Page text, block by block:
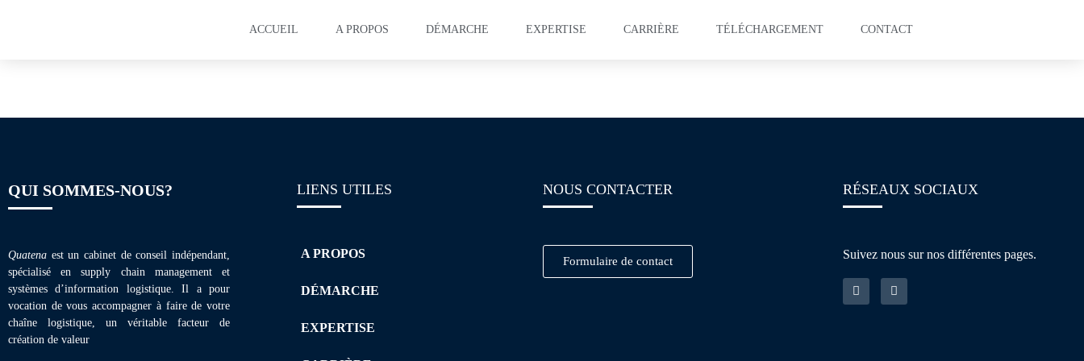
ACCUEIL A PROPOS DÉMARCHE EXPERTISE CARRIÈRE TÉLÉCHARGEMENT CONTACT
QUI SOMMES-NOUS?
Quatena est un cabinet de conseil indépendant,
spécialisé en supply chain management et
systèmes d’information logistique. Il a pour
vocation de vous accompagner à faire de votre
chaîne logistique, un véritable facteur de
création de valeur
LIENS UTILES
A PROPOS
DÉMARCHE
EXPERTISE
NOUS CONTACTER
Formulaire de contact
RÉSEAUX SOCIAUX
Suivez nous sur nos différentes pages.